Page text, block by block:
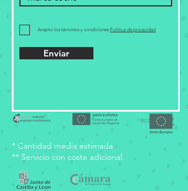
Acepto los términos y condiciones Política de privacidad
Enviar
* Cantidad media estimada
** Servicio con coste adicional.